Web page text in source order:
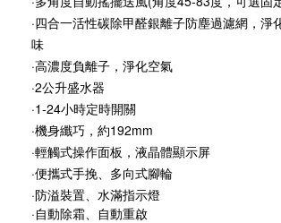
·四合一活性碳除甲醛銀離子防塵過濾網，淨
味
·高濃度負離子，淨化空氣
·2公升盛水器
·1-24小時定時開關
·機身纖巧，約192mm
·輕觸式操作面板，液晶體顯示屏
·便攜式手挽、多向式腳輪
·防溢裝置、水滿指示燈
·自動除霜、自動重啟